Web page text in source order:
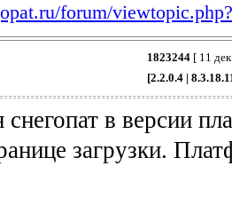
forum/
1823244 [ 11
[2.2.0.4 |
снегопат в версии
загрузки.